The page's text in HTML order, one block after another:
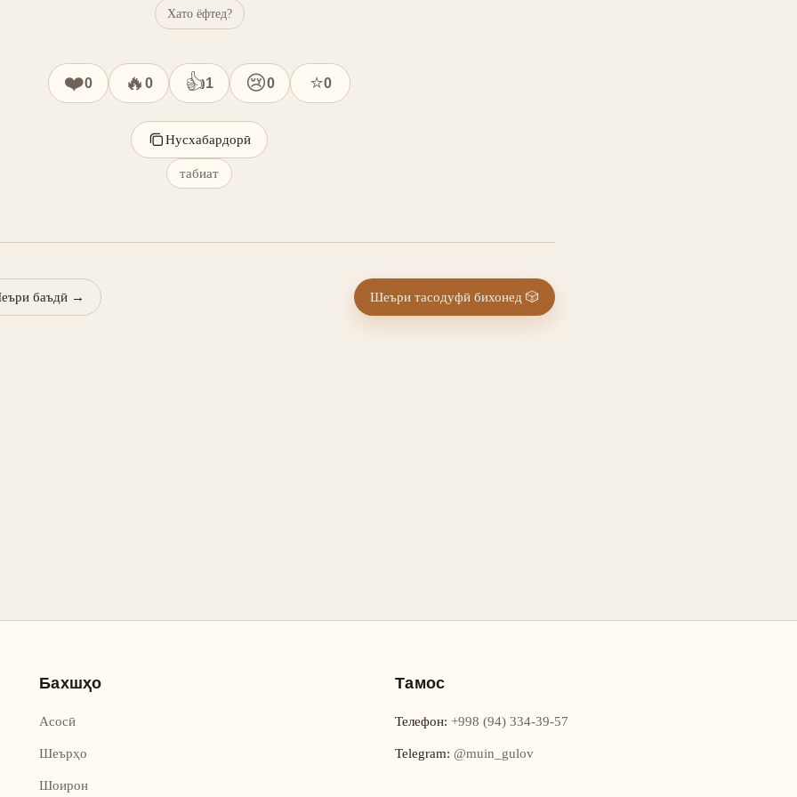
Хато ёфтед?
❤️0 🔥 0 👍1 😢0 ⭐0
Нусхабардорӣ
табиат
баъдӣ → Шеъри тасодуфӣ бихонед 🎲
Бахшҳо
Асосӣ
Шеърҳо
Шоирон
Тамос
Телефон: +998 (94) 334-39-57
Telegram: @muin_gulov